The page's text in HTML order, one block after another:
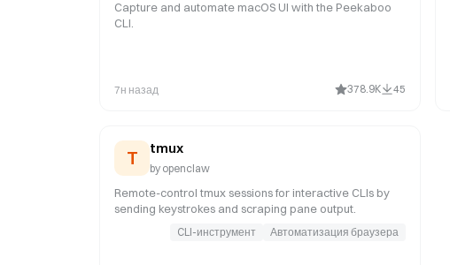
Capture and automate macOS UI with the Peekaboo
CLI.
7н назад 378.9K 45
T tmux
by openclaw
Remote-control tmux sessions for interactive CLIs by
sending keystrokes and scraping pane output.
CLI-инструмент Автоматизация браузера